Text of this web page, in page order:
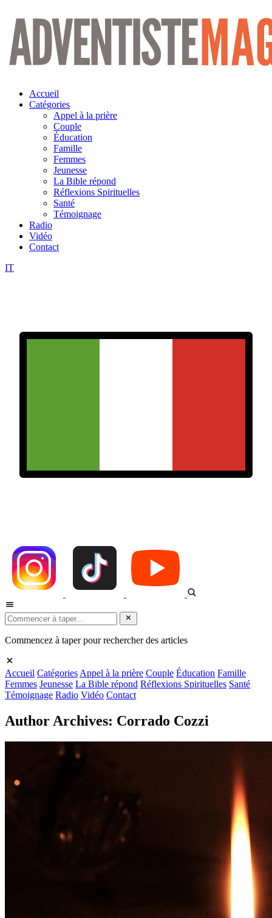
Aller
contenu
Accueil
Catégories
Appel à la prière
Couple
Éducation
Famille
Femmes
Jeunesse
La Bible répond
Réflexions Spirituelles
Santé
Témoignage
Radio
Vidéo
Contact
IT
Commencez à taper pour rechercher des articles
Accueil Catégories Appel à la prière Couple Éducation Famille
Femmes Jeunesse La Bible répond Réflexions Spirituelles Santé
Témoignage Radio Vidéo Contact
Author Archives: Corrado Cozzi